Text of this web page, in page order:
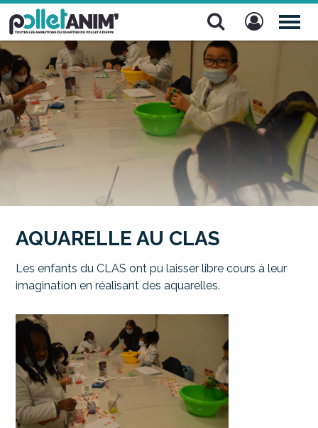
Pollet Anim'
AQUARELLE AU CLAS
Les enfants du CLAS ont pu laisser libre cours à leur
imagination en réalisant des aquarelles.